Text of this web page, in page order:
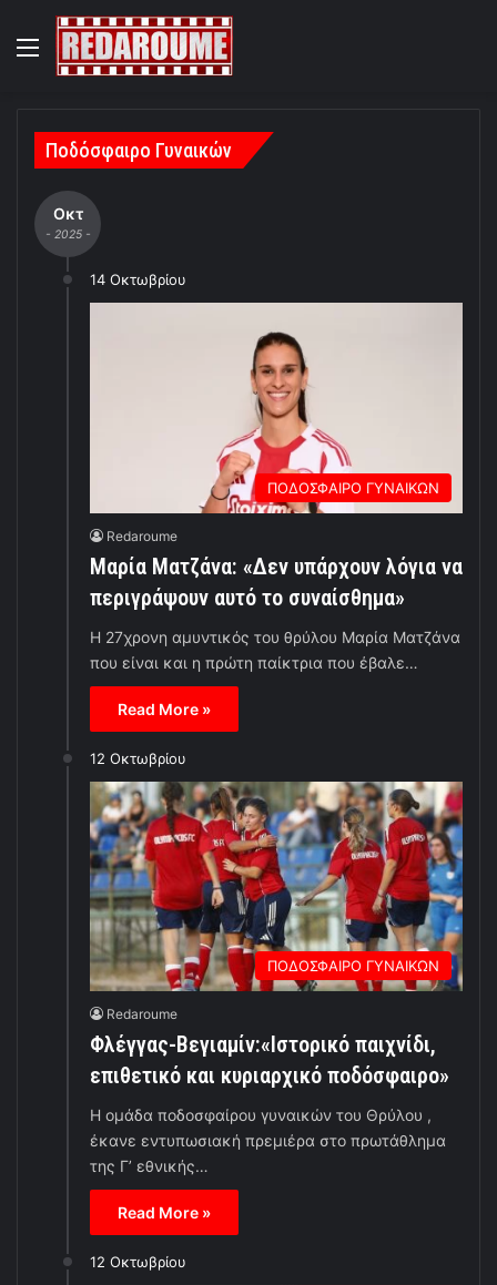
Menu
Ποδόσφαιρο Γυναικών
Οκτ
- 2025 -
14 Οκτωβρίου
ΠΟΔΟΣΦΑΙΡΟ ΓΥΝΑΙΚΩΝ
Redaroume
Μαρία Ματζάνα: «Δεν υπάρχουν λόγια να
περιγράψουν αυτό το συναίσθημα»
Η 27χρονη αμυντικός του θρύλου Μαρία Ματζάνα
που είναι και η πρώτη παίκτρια που έβαλε…
Read More »
12 Οκτωβρίου
ΠΟΔΟΣΦΑΙΡΟ ΓΥΝΑΙΚΩΝ
Redaroume
Φλέγγας-Βεγιαμίν:«Ιστορικό παιχνίδι,
επιθετικό και κυριαρχικό ποδόσφαιρο»
H ομάδα ποδοσφαίρου γυναικών του Θρύλου ,
έκανε εντυπωσιακή πρεμιέρα στο πρωτάθλημα
της Γ’ εθνικής…
Read More »
12 Οκτωβρίου